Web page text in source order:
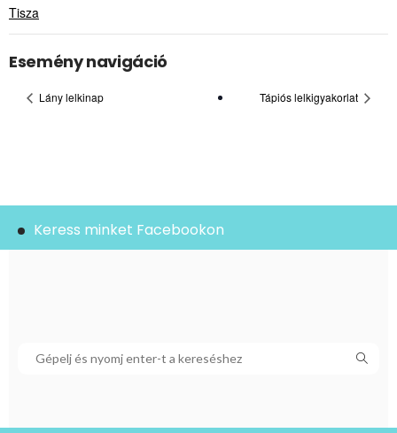
Tisza
Esemény navigáció
Lány lelkinap Tápiós lelkigyakorlat
Keress minket Facebookon